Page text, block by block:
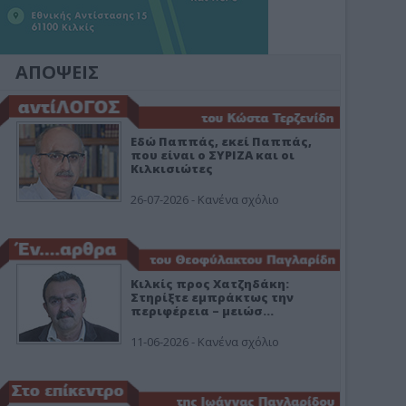
ΑΠΟΨΕΙΣ
Εδώ Παππάς, εκεί Παππάς,
που είναι ο ΣΥΡΙΖΑ και οι
Κιλκισιώτες
26-07-2026 - Κανένα σχόλιο
Κιλκίς προς Χατζηδάκη:
Στηρίξτε εμπράκτως την
περιφέρεια – μειώσ…
11-06-2026 - Κανένα σχόλιο